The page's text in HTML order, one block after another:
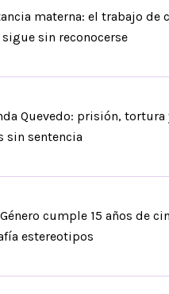
materna: el trabajo de
sin reconocerse
Quevedo: prisión, tortura
sin sentencia
cumple 15 años de
estereotipos